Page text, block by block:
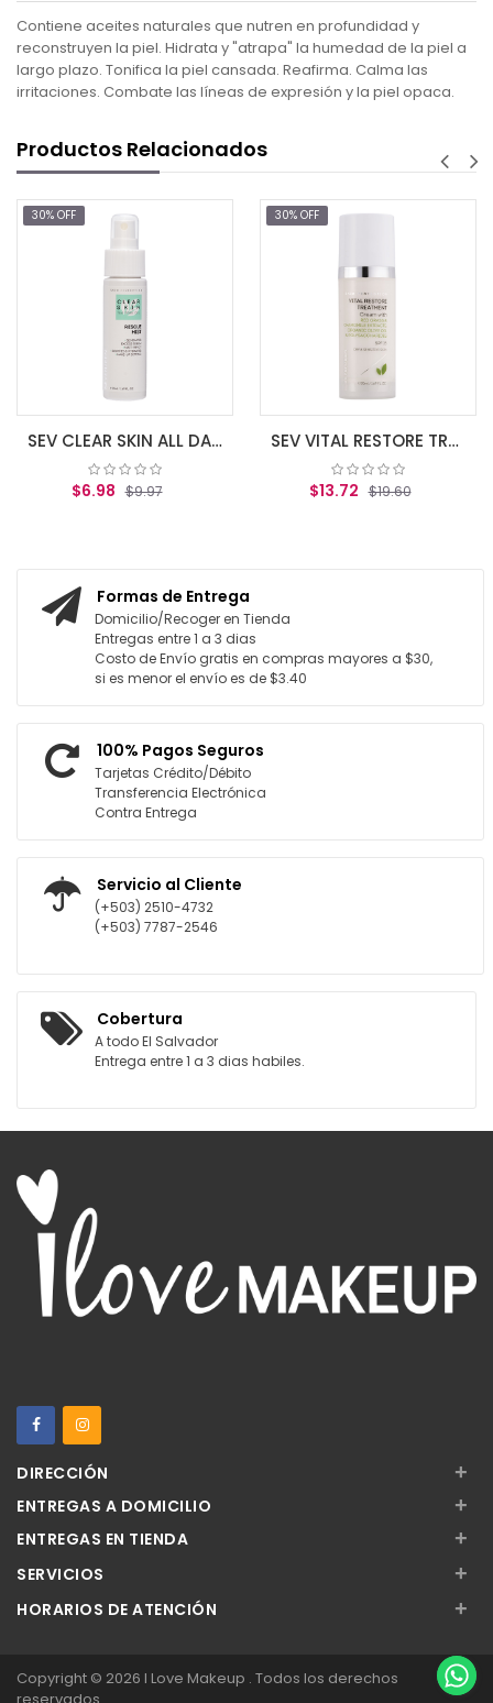
Contiene aceites naturales que nutren en profundidad y
reconstruyen la piel. Hidrata y "atrapa" la humedad de la piel a
largo plazo. Tonifica la piel cansada. Reafirma. Calma las
irritaciones. Combate las líneas de expresión y la piel opaca.
Productos Relacionados
OFF
SEV CLEAR SKIN ALL DAY RESCUE MIST 50ml
$6.98 $9.97
30% OFF
SEV VITAL RESTORE TREATMENT SPF 15 50 ML (DRY-SENS SKIN)
$13.72 $19.60
Formas de Entrega
Domicilio/Recoger en Tienda
Entregas entre 1 a 3 dias
Costo de Envío gratis en compras mayores a $30,
si es menor el envío es de $3.40
100% Pagos Seguros
Tarjetas Crédito/Débito
Transferencia Electrónica
Contra Entrega
Servicio al Cliente
(+503) 2510-4732
(+503) 7787-2546
Cobertura
A todo El Salvador
Entrega entre 1 a 3 dias habiles.
DIRECCIÓN +
ENTREGAS A DOMICILIO +
ENTREGAS EN TIENDA +
SERVICIOS +
HORARIOS DE ATENCIÓN +
Copyright © 2026 I Love Makeup . Todos los derechos